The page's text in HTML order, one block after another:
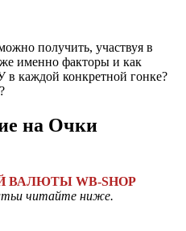
получить, участвуя в
именно факторы и как
в каждой конкретной гонке?
на Очки
ВАЛЮТЫ WB-SHOP
читайте ниже.